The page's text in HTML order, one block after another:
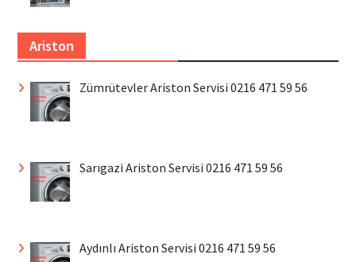
Ariston
Zümrütevler Ariston Servisi 0216 471 59 56
Sarıgazi Ariston Servisi 0216 471 59 56
Aydınlı Ariston Servisi 0216 471 59 56